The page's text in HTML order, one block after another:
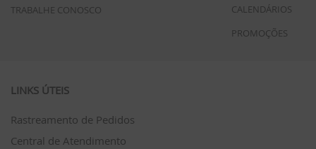
TRABALHE CONOSCO
CALENDÁRIOS
PROMOÇÕES
LINKS ÚTEIS
Rastreamento de Pedidos
Central de Atendimento